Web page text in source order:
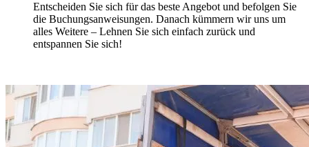
Entscheiden Sie sich für das beste Angebot und befolgen Sie
die Buchungsanweisungen. Danach kümmern wir uns um
alles Weitere – Lehnen Sie sich einfach zurück und
entspannen Sie sich!